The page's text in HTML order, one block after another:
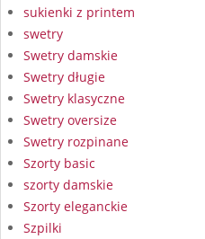
sukienki z printem
swetry
Swetry damskie
Swetry długie
Swetry klasyczne
Swetry oversize
Swetry rozpinane
Szorty basic
szorty damskie
Szorty eleganckie
Szpilki